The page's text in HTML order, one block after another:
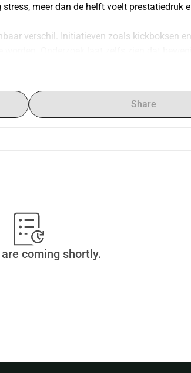
meer dan de helft voelt prestatiedruk
verschil. Initiatieven zoals kickboksen
knallen met een team van 6, volledig in het
je bijdraagt, hoe groter de kans dat jouw
Share
coming shortly.